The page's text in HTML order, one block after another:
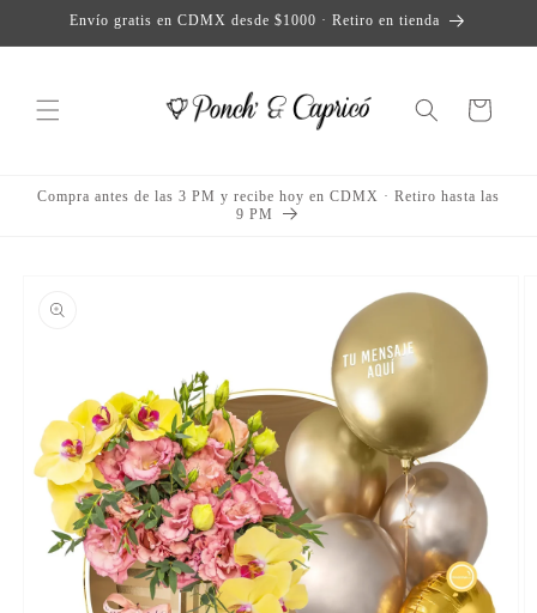
zum
Inhalt
Envío gratis en CDMX desde $1000 · Retiro en tienda
Warenkorb
Compra antes de las 3 PM y recibe hoy en CDMX · Retiro hasta las
9 PM